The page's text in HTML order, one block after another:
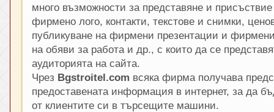
много възможности за представяне и присъствие
фирмено лого, контакти, текстове и снимки,
публикуване на фирмени презентации и
на обяви за работа и др., с които да се
аудиторията на сайта.
Чрез Bgstroitel.com всяка фирма получава
предоставената информация в интернет, за да
от клиентите си в търсещите машини.